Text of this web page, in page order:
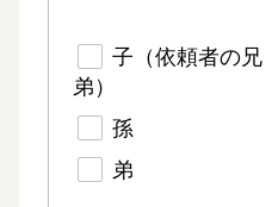
子（依頼者の兄
弟）
孫
弟